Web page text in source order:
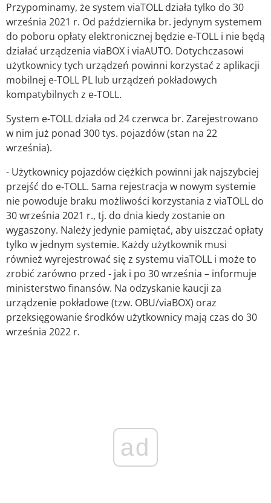
Przypominamy, że system viaTOLL działa tylko do 30
września 2021 r. Od października br. jedynym systemem
do poboru opłaty elektronicznej będzie e-TOLL i nie będą
działać urządzenia viaBOX i viaAUTO. Dotychczasowi
użytkownicy tych urządzeń powinni korzystać z aplikacji
mobilnej e-TOLL PL lub urządzeń pokładowych
kompatybilnych z e-TOLL.
System e-TOLL działa od 24 czerwca br. Zarejestrowano
w nim już ponad 300 tys. pojazdów (stan na 22
września).
- Użytkownicy pojazdów ciężkich powinni jak najszybciej
przejść do e-TOLL. Sama rejestracja w nowym systemie
nie powoduje braku możliwości korzystania z viaTOLL do
30 września 2021 r., tj. do dnia kiedy zostanie on
wygaszony. Należy jedynie pamiętać, aby uiszczać opłaty
tylko w jednym systemie. Każdy użytkownik musi
również wyrejestrować się z systemu viaTOLL i może to
zrobić zarówno przed - jak i po 30 września – informuje
ministerstwo finansów. Na odzyskanie kaucji za
urządzenie pokładowe (tzw. OBU/viaBOX) oraz
przeksięgowanie środków użytkownicy mają czas do 30
września 2022 r.
ad